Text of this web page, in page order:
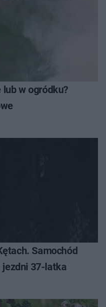
lub w ogródku?
Samochód
jezdni 37-latka